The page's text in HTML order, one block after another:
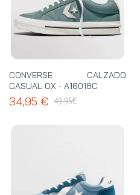
CONVERSE CALZADO
CASUAL OX - A16018C
34,95 € 49,95€